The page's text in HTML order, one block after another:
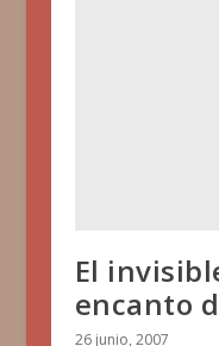
El
encanto
26 junio, 2007